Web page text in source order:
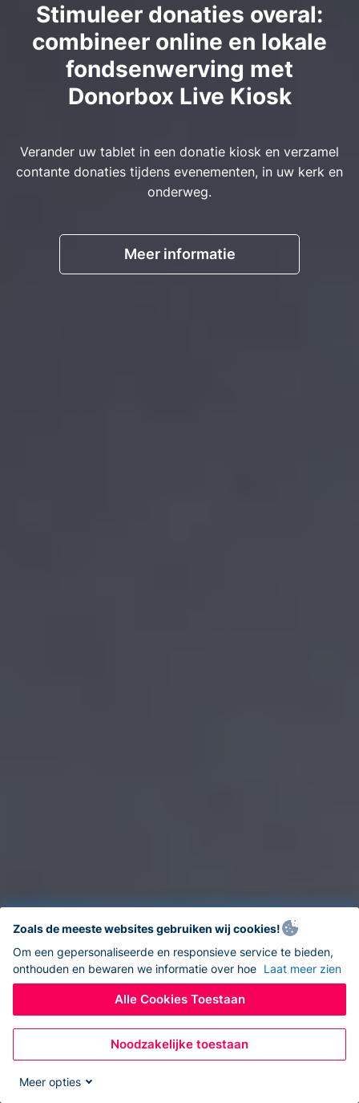
Stimuleer donaties overal:
combineer online en lokale
fondsenwerving met
Donorbox Live Kiosk
Verander uw tablet in een donatie kiosk en verzamel
contante donaties tijdens evenementen, in uw kerk en
onderweg.
Meer informatie
Zoals de meeste websites gebruiken wij cookies!
Om een gepersonaliseerde en responsieve service te bieden,
onthouden en bewaren we informatie over hoe Laat meer zien
Alle Cookies Toestaan
Noodzakelijke toestaan
Meer opties